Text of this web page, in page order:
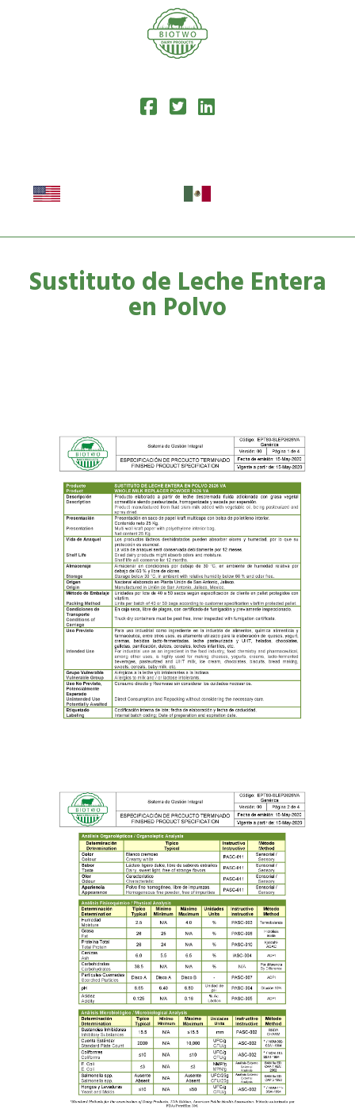
Sustituto de Leche Entera
en Polvo